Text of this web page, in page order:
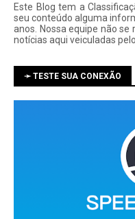
Este Blog tem a
seu conteúdo alguma
anos. Nossa equipe não
notí­cias aqui veiculadas
➛ TESTE SUA CONEXÃO